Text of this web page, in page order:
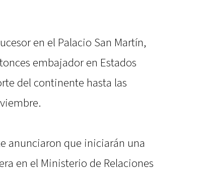
en el Palacio San Martín,
embajador en Estados
del continente hasta las
anunciaron que iniciarán una
en el Ministerio de Relaciones